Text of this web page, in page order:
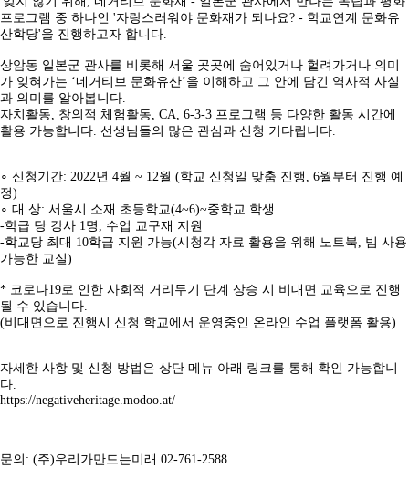
문화유산활용
역사문화콘텐츠
교육
우리가만드
는미래
사업소개
걸어온길
오시는길
문화유산활
용
문화유산활
용사업
사업실적
역사문화콘텐
츠
역사문화교육
콘텐츠
교재/교구
사교육
학년별 추천
주제별 실내
수업
비스
사회적
사업실
적
공지/
소식
소식
진행 프로
프로그램 중 하나인 '자랑스러워야 문화재가 되나요? - 학교연계 문화유
산학당'을 진행하고자 합니다.
상암동 일본군 관사를 비롯해 서울 곳곳에 숨어있거나 헐려가거나 의미
가 잊혀가는 ‘네거티브 문화유산’을 이해하고 그 안에 담긴 역사적 사실
과 의미를 알아봅니다.
자치활동, 창의적 체험활동, CA, 6-3-3 프로그램 등 다양한 활동 시간에
활용 가능합니다. 선생님들의 많은 관심과 신청 기다립니다.
∘ 신청기간: 2022년 4월 ~ 12월 (학교 신청일 맞춤 진행, 6월부터 진행 예
정)
∘ 대 상: 서울시 소재 초등학교(4~6)~중학교 학생
-학급 당 강사 1명, 수업 교구재 지원
-학교당 최대 10학급 지원 가능(시청각 자료 활용을 위해 노트북, 빔 사용
가능한 교실)
* 코로나19로 인한 사회적 거리두기 단계 상승 시 비대면 교육으로 진행
될 수 있습니다.
(비대면으로 진행시 신청 학교에서 운영중인 온라인 수업 플랫폼 활용)
자세한 사항 및 신청 방법은 상단 메뉴 아래 링크를 통해 확인 가능합니
다.
https://negativeheritage.modoo.at/
문의: (주)우리가만드는미래 02-761-2588